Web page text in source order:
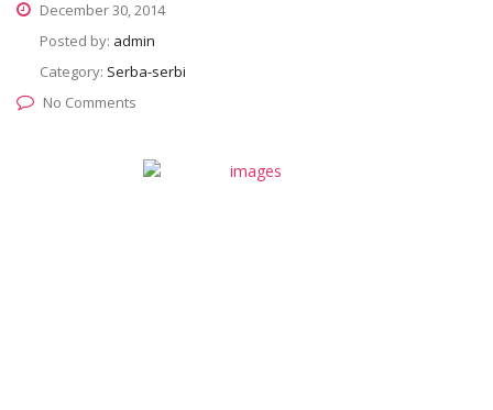
December 30, 2014
Posted by: admin
Category: Serba-serbi
No Comments